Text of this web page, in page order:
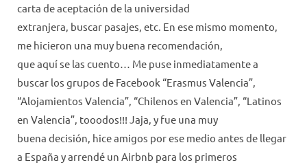
carta de aceptación de la universidad
extranjera, buscar pasajes, etc. En ese mismo momento,
me hicieron una muy buena recomendación,
que aquí se las cuento… Me puse inmediatamente a
buscar los grupos de Facebook “Erasmus Valencia”,
“Alojamientos Valencia”, “Chilenos en Valencia”, “Latinos
en Valencia”, tooodos!!! Jaja, y fue una muy
buena decisión, hice amigos por ese medio antes de llegar
a España y arrendé un Airbnb para los primeros